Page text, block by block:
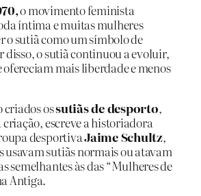
o movimento feminista
íntima e muitas mulheres
o sutiã como um símbolo de
disso, o sutiã continuou a evoluir,
ofereciam mais liberdade e menos
criados ossutiãs de desporto,
criação, escreve a historiadora
desportivaJaime Schultz,
usavam sutiãs normais ou atavam
semelhantes às das “Mulheres de
Antiga.